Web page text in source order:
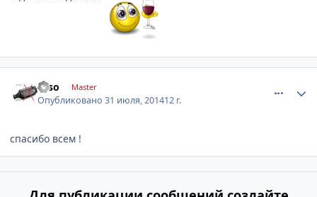
Esso Master
Опубликовано31 июля, 201412 г.
спасибо всем !